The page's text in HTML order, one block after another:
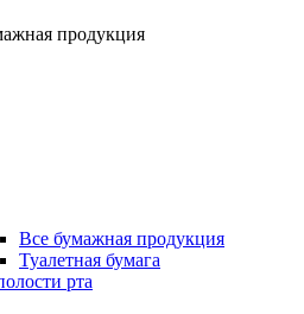
продукция
Все бумажная продукция
Туалетная бумага
рта